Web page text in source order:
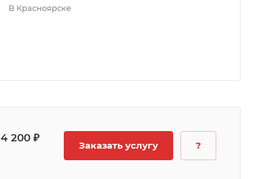
В Красноярске
4 200 ₽
Заказать услугу ?